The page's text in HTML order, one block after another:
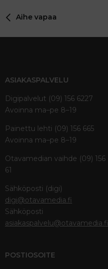
Aihe vapaa
ASIAKASPALVELU
Digipalvelut (09) 156 6227
Avoinna ma–pe 8–19
Painettu lehti (09) 156 665
Avoinna ma–pe 8–19
Otavamedian vaihde (09) 156
61
Sähköposti (digi)
digi@otavamedia.fi
Sähköposti
asiakaspalvelu@otavamedia.fi
POSTIOSOITE